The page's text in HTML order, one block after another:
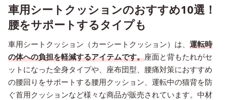
車用シートクッションのおすすめ10選！
腰をサポートするタイプも
車用シートクッション（カーシートクッション）は、 運転時
の体への負担を軽減するアイテムです。座面と背もたれがセ
ットになった全身タイプや、座布団型、腰痛対策におすすめ
の腰回りをサポートする腰用クッション、運転中の猫背を防
ぐ首用クッションなど様々な商品が販売されています。中材